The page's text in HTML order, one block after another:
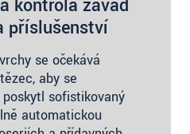
kontrola závad
příslušenství
se očekává
aby se
sofistikovaný
automatickou